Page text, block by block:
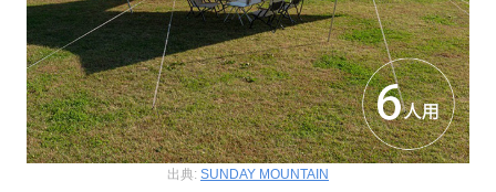
出典: SUNDAY MOUNTAIN